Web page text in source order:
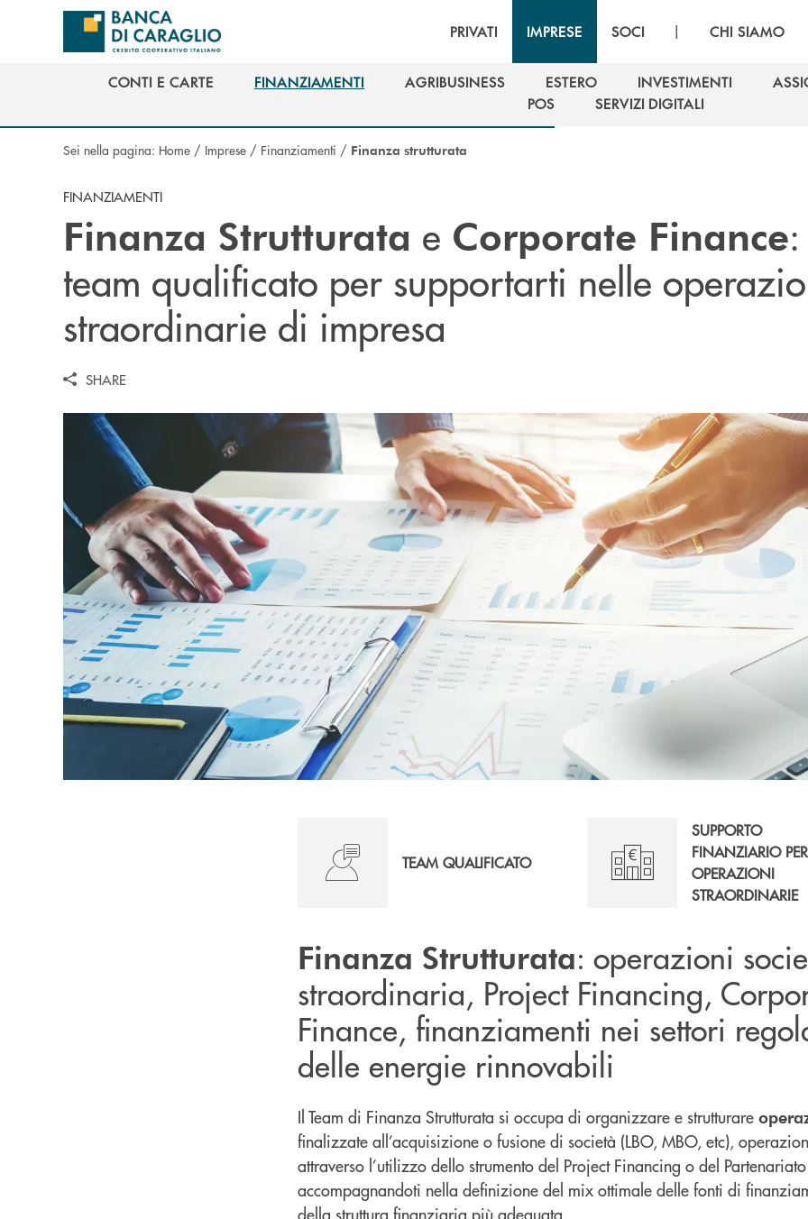
Salta al contenuto principale
PRIVATI IMPRESE SOCI | CHI SIAMO
CONTI E CARTE
FINANZIAMENTI
AGRIBUSINESS
ESTERO
ESTERO
INVESTIMENTI
INVESTIMENTI
POS
POS
SERVIZI DIGITALI
Sei nella pagina: Home / Imprese / Finanziamenti / Finanza strutturata
FINANZIAMENTI
Finanza Strutturata e Corporate Finance
team qualificato per supportarti nelle
straordinarie di impresa
SHARE
TEAM QUALIFICATO
SUPPORTO
FINANZIARIO PER
OPERAZIONI
STRAORDINARIE
Finanza Strutturata: operazioni
straordinaria, Project Financing,
Finance, finanziamenti nei settori
delle energie rinnovabili
Il Team di Finanza Strutturata si occupa di organizzare e strutturare
finalizzate all’acquisizione o fusione di società (LBO, MBO, etc),
attraverso l’utilizzo dello strumento del Project Financing o del
accompagnandoti nella definizione del mix ottimale delle fonti di
della struttura finanziaria più adeguata.